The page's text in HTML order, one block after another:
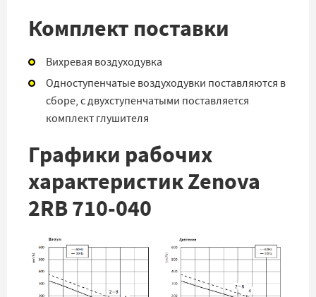
Комплект поставки
Вихревая воздуходувка
Одноступенчатые воздуходувки поставляются в
сборе, с двухступенчатыми поставляется
комплект глушителя
Графики рабочих
характеристик Zenova
2RB 710-040